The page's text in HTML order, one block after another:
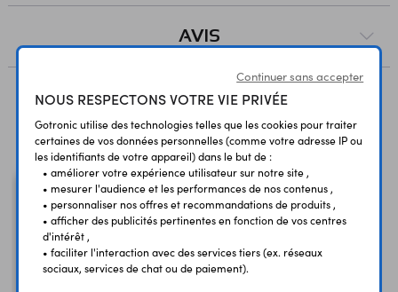
AVIS
Vous avez déja consulté
Continuer sans accepter
NOUS RESPECTONS VOTRE VIE PRIVÉE
Gotronic utilise des technologies telles que les cookies pour traiter
certaines de vos données personnelles (comme votre adresse IP ou
les identifiants de votre appareil) dans le but de :
• améliorer votre expérience utilisateur sur notre site ,
• mesurer l'audience et les performances de nos contenus ,
• personnaliser nos offres et recommandations de produits ,
• afficher des publicités pertinentes en fonction de vos centres
d'intérêt ,
• faciliter l'interaction avec des services tiers (ex. réseaux
sociaux, services de chat ou de paiement).